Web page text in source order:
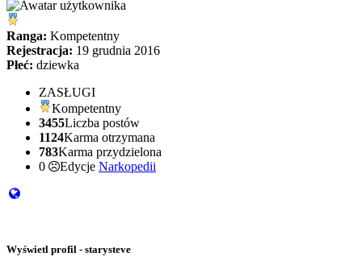
Ranga: Kompetentny
Rejestracja: 19 grudnia 2016
Płeć: dziewka
ZASŁUGI
Kompetentny
3455Liczba postów
1124Karma otrzymana
783Karma przydzielona
0
Edycje Narkopedii
Wyświetl profil - starysteve